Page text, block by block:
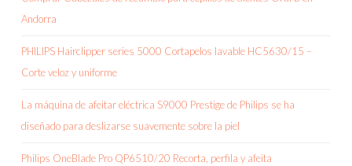
Andorra
PHILIPS Hairclipper series 5000 Cortapelos lavable HC5630/15 –
Corte veloz y uniforme
La máquina de afeitar eléctrica S9000 Prestige de Philips se ha
diseñado para deslizarse suavemente sobre la piel
Philips OneBlade Pro QP6510/20 Recorta, perfila y afeita